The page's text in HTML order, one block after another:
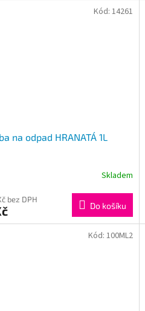
na odpad HRANATÁ 1L
Skladem
bez DPH
Do košíku
Kód: 14261
Kód: 100ML2